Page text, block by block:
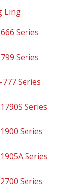
Ling
666 Series
799 Series
777 Series
Series
Series
Series
Series